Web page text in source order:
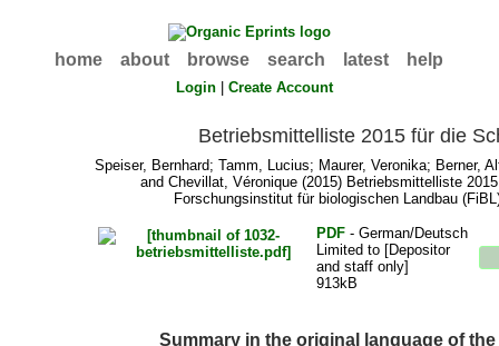
home about browse search latest help
Login |Create Account
Betriebsmittelliste 2015 für die
Speiser, Bernhard; Tamm, Lucius; Maurer, Veronika; Berner,
and Chevillat, Véronique(2015) Betriebsmittelliste
Forschungsinstitut für biologischen Landbau
PDF - German/Deutsch
Limited to [Depositor
and staff only]
913kB
Summary in the original language of